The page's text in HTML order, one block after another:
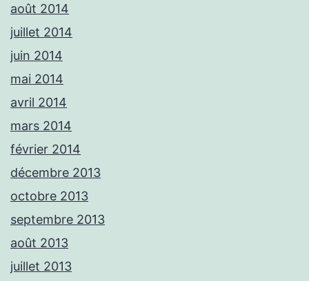
août 2014
juillet 2014
juin 2014
mai 2014
avril 2014
mars 2014
février 2014
décembre 2013
octobre 2013
septembre 2013
août 2013
juillet 2013